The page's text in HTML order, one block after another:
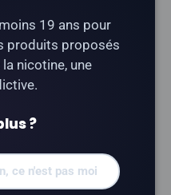
prérempli
:1 capsule
mg/ml
20 000
glace
19 ans pour
produits proposés
nicotine, une
?
ce n'est pas moi